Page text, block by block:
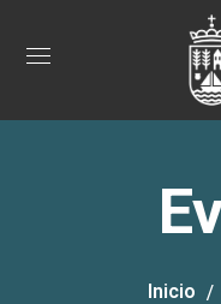
Inicio